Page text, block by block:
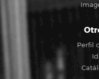
Perfil